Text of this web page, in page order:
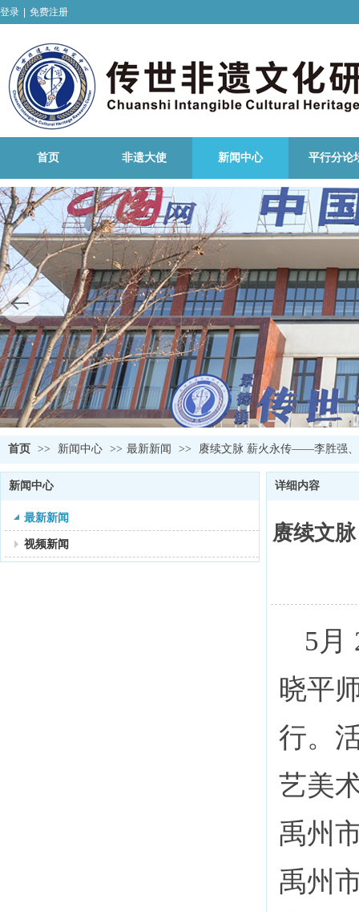
登录 免费注册
首页 非遗大使 新闻中心 平行分论
首页 >> 新闻中心 >> 最新新闻 >> 赓续文脉 薪火永传——李胜强、
新闻中心
最新新闻
视频新闻
详细内容
赓续文
5月
晓平
行。
艺美
禹州
禹州